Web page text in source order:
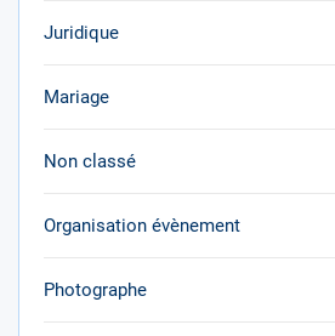
Juridique
Mariage
Non classé
Organisation évènement
Photographe